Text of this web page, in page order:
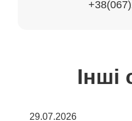
Інші
29.07.2026